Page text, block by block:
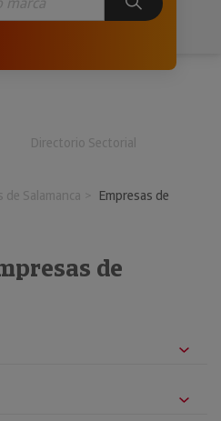
Directorio Sectorial
de Salamanca
Empresas de
de